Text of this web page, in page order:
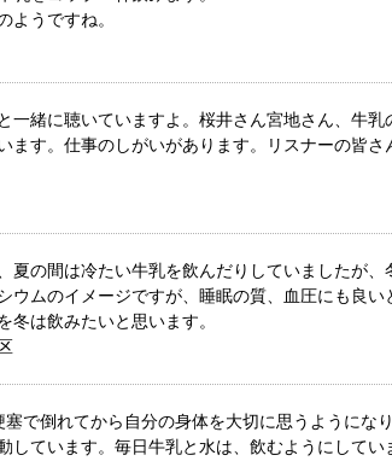
ようですね。
一緒に聴いていますよ。桜井さん宮地さん、牛乳
ます。仕事のしがいがあります。リスナーの皆
夏の間は冷たい牛乳を飲んだりしていましたが、
ウムのイメージですが、睡眠の質、血圧にも良い
冬は飲みたいと思います。
塞で倒れてから自分の身体を大切に思うようにな
しています。毎日牛乳と水は、飲むようにしてい